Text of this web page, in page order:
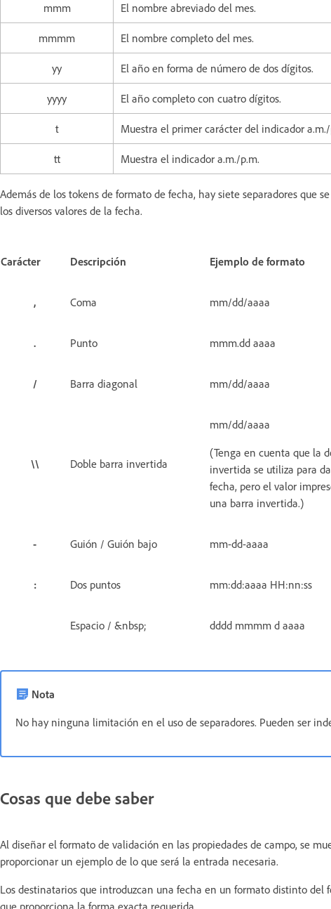
mmm El nombre abreviado del mes.
mmmm El nombre completo del mes.
yy El año en forma de número de dos dígitos.
yyyy El año completo con cuatro dígitos.
t Muestra el primer carácter del indicador
tt Muestra el indicador a.m./p.m.
Además de los tokens de formato de fecha, hay siete separadores que
los diversos valores de la fecha.
Carácter Descripción Ejemplo de formato
, Coma mm/dd/aaaa
. Punto mmm.dd aaaa
/ Barra diagonal mm/dd/aaaa
\\ Doble barra invertida
mm/dd/aaaa
(Tenga en cuenta que la
invertida se utiliza para
fecha, pero el valor
una barra invertida.)
- Guión / Guión bajo mm-dd-aaaa
: Dos puntos mm:dd:aaaa HH:nn:ss
Espacio / &nbsp; dddd mmmm d aaaa
Nota
No hay ninguna limitación en el uso de separadores. Pueden ser
Cosas que debe saber
Al diseñar el formato de validación en las propiedades de campo, se
proporcionar un ejemplo de lo que será la entrada necesaria.
Los destinatarios que introduzcan una fecha en un formato distinto